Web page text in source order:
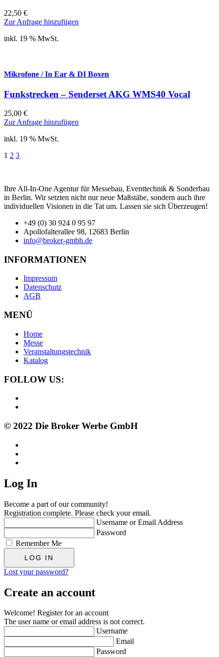
22,50 €
Zur Anfrage hinzufügen
inkl. 19 % MwSt.
Mikrofone / In Ear & DI Boxen
Funkstrecken – Senderset AKG WMS40 Vocal
25,00 €
Zur Anfrage hinzufügen
inkl. 19 % MwSt.
1 2 3
Ihre All-In-One Agentur für Messebau, Eventtechnik & Sonderbau
in Berlin. Wir setzten nicht nur neue Maßstäbe, sondern auch ihre
individuellen Visionen in die Tat um. Lassen sie sich Überzeugen!
+49 (0) 30 924 0 95 97
Apollofalterallee 98, 12683 Berlin
info@broker-gmbh.de
INFORMATIONEN
Impressum
Datenschutz
AGB
MENÜ
Home
Messe
Veranstaltungstechnik
Katalog
FOLLOW US:
© 2022 Die Broker Werbe GmbH
Log In
Become a part of our community!
Registration complete. Please check your email.
Username or Email Address
Password
Remember Me
Lost your password?
Create an account
Welcome! Register for an account
The user name or email address is not correct.
Username
Email
Password